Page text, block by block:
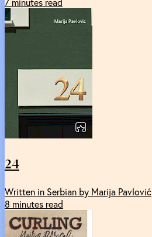
24
Written in Serbian by Marija Pavlović
8 minutes read